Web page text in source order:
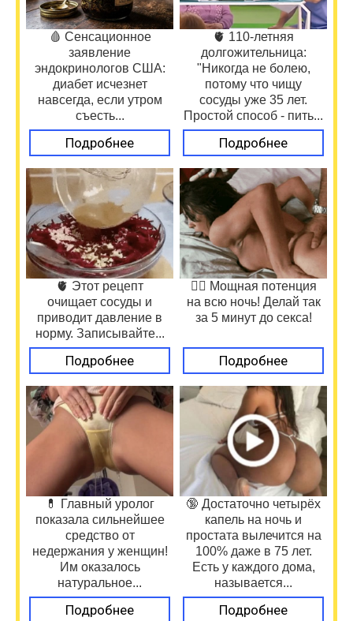
🩸 Сенсационное
заявление
эндокринологов США:
диабет исчезнет
навсегда, если утром
съесть...
Подробнее
🫀 110-летняя
долгожительница:
"Никогда не болею,
потому что чищу
сосуды уже 35 лет.
Простой способ - пить...
Подробнее
🫀 Этот рецепт
очищает сосуды и
приводит давление в
норму. Записывайте...
Подробнее
❤️‍🔥 Мощная потенция
на всю ночь! Делай так
за 5 минут до секса!
Подробнее
💊 Главный уролог
показала сильнейшее
средство от
недержания у женщин!
Им оказалось
натуральное...
Подробнее
🔞 Достаточно четырёх
капель на ночь и
простата вылечится на
100% даже в 75 лет.
Есть у каждого дома,
называется...
Подробнее